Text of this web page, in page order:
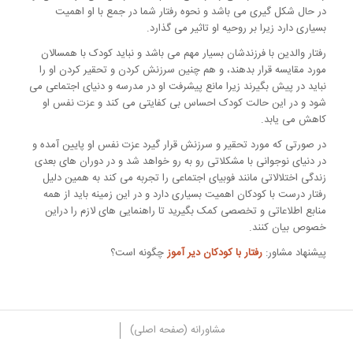
در حال شکل گیری می باشد و نحوه رفتار شما در جمع با او اهمیت
بسیاری دارد زیرا بر روحیه او تاثیر می گذارد.
رفتار والدین با فرزندشان بسیار مهم می باشد و نباید کودک با همسالان
مورد مقایسه قرار بدهند، و هم چنین سرزنش کردن و تحقیر کردن او را
نباید در پیش بگیرند زیرا مانع پیشرفت او در مدرسه و دنیای اجتماعی می
شود و در این حالت کودک احساس بی کفایتی می کند و عزت نفس او
کاهش می یابد.
در صورتی که مورد تحقیر و سرزنش قرار گیرد عزت نفس او پایین آمده و
در دنیای نوجوانی با مشکلاتی رو به رو خواهد شد و در دوران های بعدی
زندگی اختلالاتی مانند فوبیای اجتماعی را تجربه می کند به همین دلیل
رفتار درست با کودکان اهمیت بسیاری دارد و در این زمینه باید از همه
منابع اطلاعاتی و تخصصی کمک بگیرید تا راهنمایی های لازم را دراین
خصوص بیان کنند.
پیشنهاد مشاور: رفتار با کودکان دیر آموزچگونه است؟
مشاورانه (صفحه اصلی)